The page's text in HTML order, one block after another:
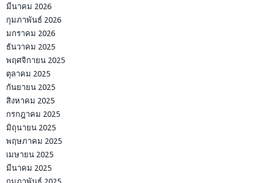
มีนาคม 2026
กุมภาพันธ์ 2026
มกราคม 2026
ธันวาคม 2025
พฤศจิกายน 2025
ตุลาคม 2025
กันยายน 2025
สิงหาคม 2025
กรกฎาคม 2025
มิถุนายน 2025
พฤษภาคม 2025
เมษายน 2025
มีนาคม 2025